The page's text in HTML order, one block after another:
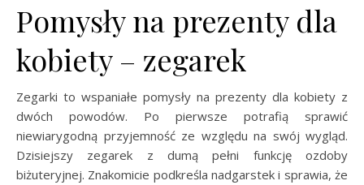
Pomysły na prezenty dla
kobiety – zegarek
Zegarki to wspaniałe pomysły na prezenty dla kobiety z
dwóch powodów. Po pierwsze potrafią sprawić
niewiarygodną przyjemność ze względu na swój wygląd.
Dzisiejszy zegarek z dumą pełni funkcję ozdoby
biżuteryjnej. Znakomicie podkreśla nadgarstek i sprawia, że